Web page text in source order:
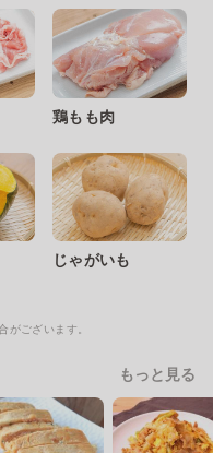
鶏もも肉
じゃがいも
がございます。
もっと見る